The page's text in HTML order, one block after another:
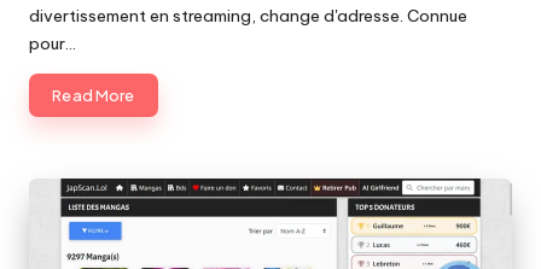
divertissement en streaming, change d'adresse. Connue
pour…
Read More